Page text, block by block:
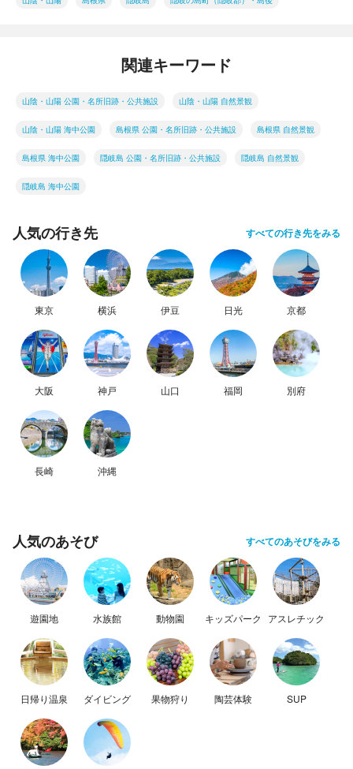
関連キーワード
山陰・山陽 公園・名所旧跡・公共施設 山陰・山陽 自然景観
山陰・山陽 海中公園 島根県 公園・名所旧跡・公共施設 島根県 自然景観
島根県 海中公園 隠岐島 公園・名所旧跡・公共施設 隠岐島 自然景観
隠岐島 海中公園
人気の行き先 すべての行き先をみる
東京 横浜 伊豆 日光 京都
大阪 神戸 山口 福岡 別府
長崎 沖縄
人気のあそび すべてのあそびをみる
遊園地 水族館 動物園 キッズパーク アスレチック
日帰り温泉 ダイビング 果物狩り 陶芸体験 SUP